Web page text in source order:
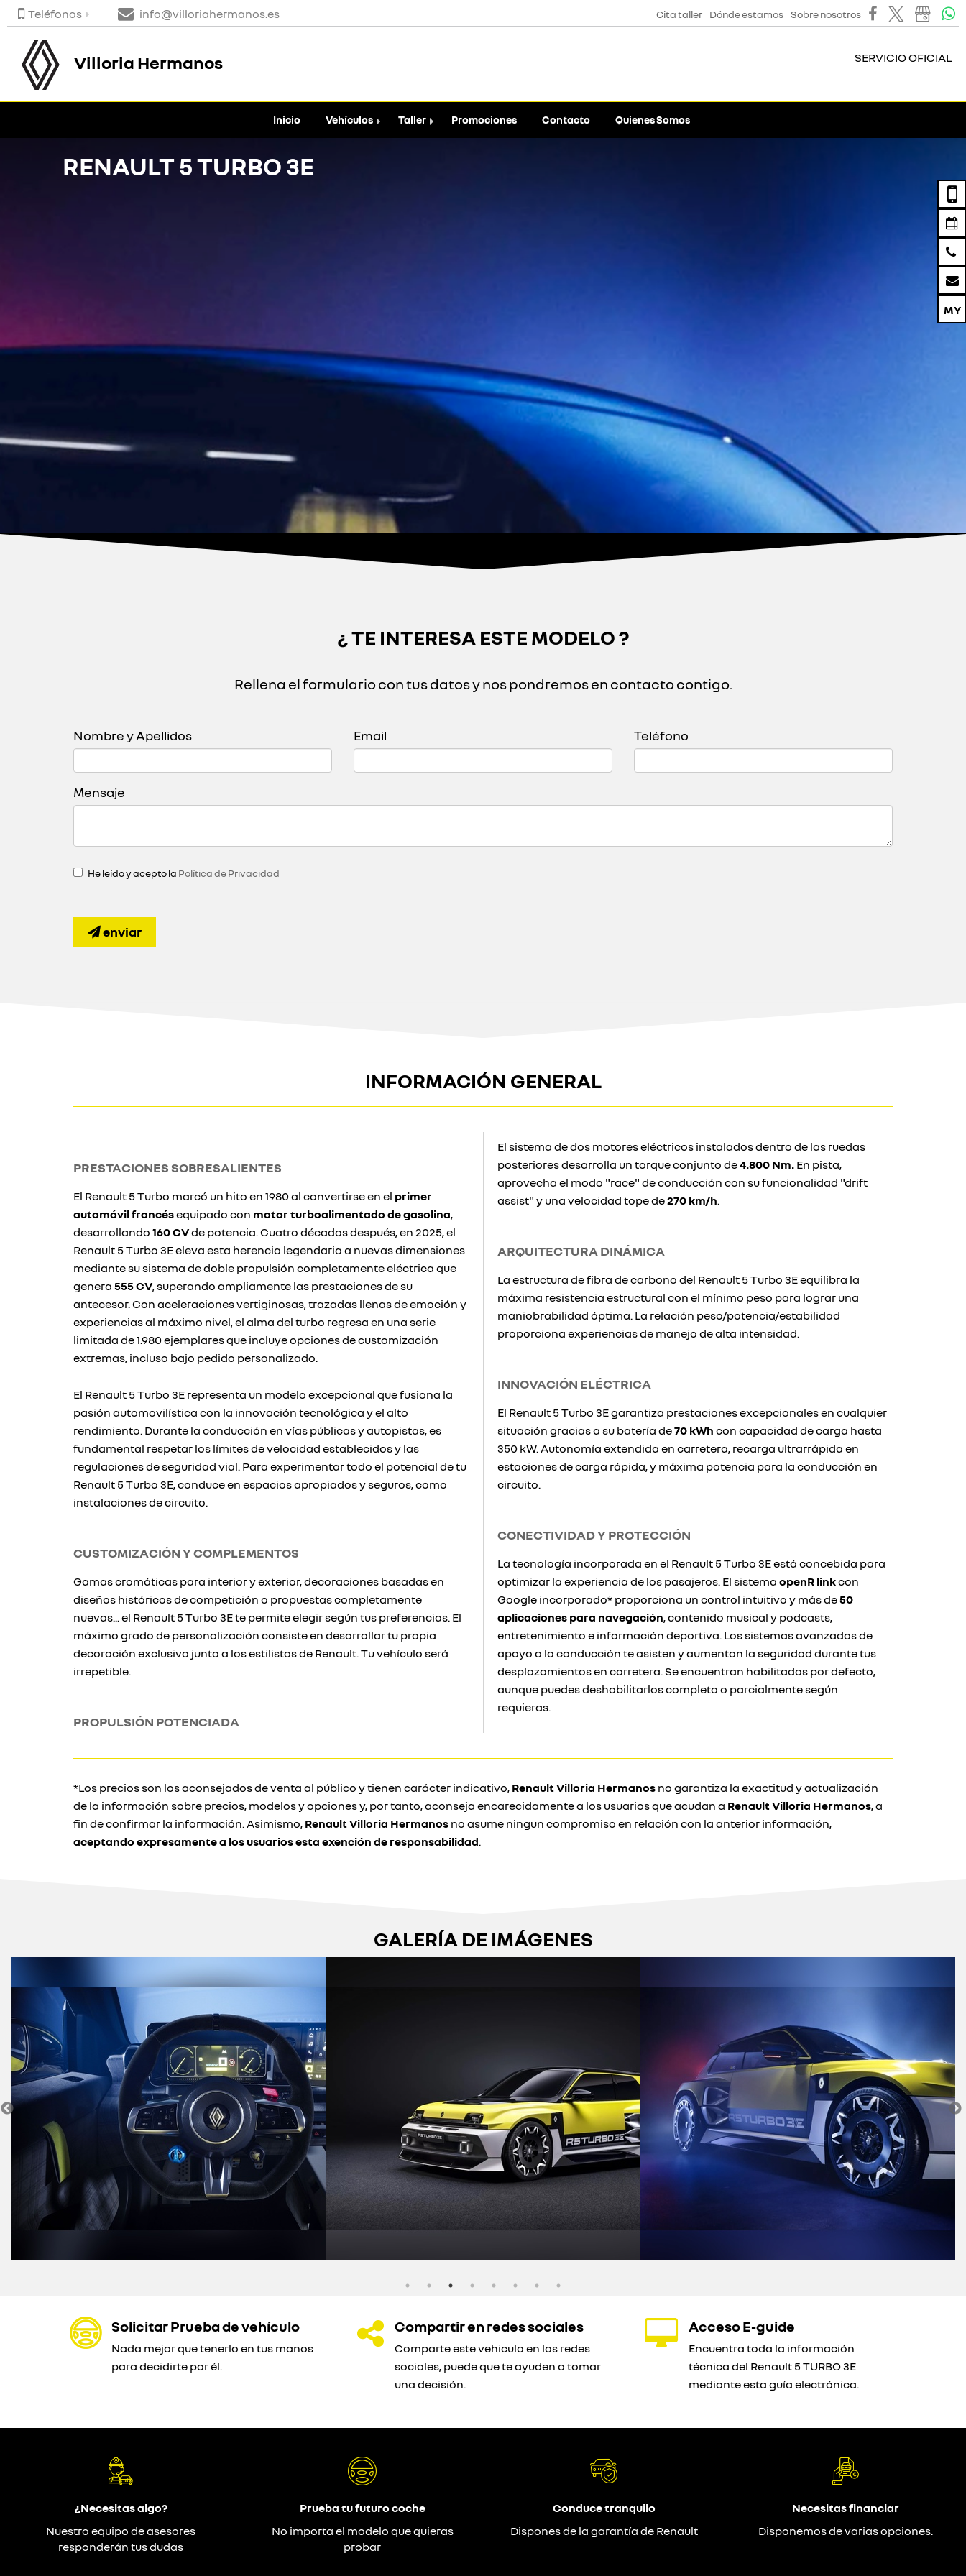
Teléfonos info@villoriahermanos.es Cita taller Dónde estamos Sobre nosotros
Villoria Hermanos SERVICIO OFICIAL
Inicio Vehículos Taller Promociones Contacto Quienes Somos
RENAULT 5 TURBO 3E
¿ TE INTERESA ESTE MODELO ?
Rellena el formulario con tus datos y nos pondremos en contacto contigo.
Nombre y Apellidos Email Teléfono
Mensaje
He leído y acepto la Política de Privacidad
enviar
INFORMACIÓN GENERAL
PRESTACIONES SOBRESALIENTES
El Renault 5 Turbo marcó un hito en 1980 al convertirse en el primer
automóvil francésequipado con motor turboalimentado de gasolina,
desarrollando 160 CVde potencia. Cuatro décadas después, en 2025, el
Renault 5 Turbo 3E eleva esta herencia legendaria a nuevas dimensiones
mediante su sistema de doble propulsión completamente eléctrica que
genera 555 CV, superando ampliamente las prestaciones de su
antecesor. Con aceleraciones vertiginosas, trazadas llenas de emoción y
experiencias al máximo nivel, el alma del turbo regresa en una serie
limitada de 1.980 ejemplares que incluye opciones de customización
extremas, incluso bajo pedido personalizado.
El Renault 5 Turbo 3E representa un modelo excepcional que fusiona la
pasión automovilística con la innovación tecnológica y el alto
rendimiento. Durante la conducción en vías públicas y autopistas, es
fundamental respetar los límites de velocidad establecidos y las
regulaciones de seguridad vial. Para experimentar todo el potencial de tu
Renault 5 Turbo 3E, conduce en espacios apropiados y seguros, como
instalaciones de circuito.
CUSTOMIZACIÓN Y COMPLEMENTOS
Gamas cromáticas para interior y exterior, decoraciones basadas en
diseños históricos de competición o propuestas completamente
nuevas... el Renault 5 Turbo 3E te permite elegir según tus preferencias. El
máximo grado de personalización consiste en desarrollar tu propia
decoración exclusiva junto a los estilistas de Renault. Tu vehículo será
irrepetible.
PROPULSIÓN POTENCIADA
El sistema de dos motores eléctricos instalados dentro de las ruedas
posteriores desarrolla un torque conjunto de4.800 Nm. En pista,
aprovecha el modo "race" de conducción con su funcionalidad "drift
assist" y una velocidad tope de270 km/h.
ARQUITECTURA DINÁMICA
La estructura de fibra de carbono del Renault 5 Turbo 3E equilibra la
máxima resistencia estructural con el mínimo peso para lograr una
maniobrabilidad óptima. La relación peso/potencia/estabilidad
proporciona experiencias de manejo de alta intensidad.
INNOVACIÓN ELÉCTRICA
El Renault 5 Turbo 3E garantiza prestaciones excepcionales en cualquier
situación gracias a su batería de70 kWh con capacidad de carga hasta
350 kW. Autonomía extendida en carretera, recarga ultrarrápida en
estaciones de carga rápida, y máxima potencia para la conducción en
circuito.
CONECTIVIDAD Y PROTECCIÓN
La tecnología incorporada en el Renault 5 Turbo 3E está concebida para
optimizar la experiencia de los pasajeros. El sistema openR linkcon
Google incorporado* proporciona un control intuitivo y más de50
aplicaciones para navegación, contenido musical y podcasts,
entretenimiento e información deportiva. Los sistemas avanzados de
apoyo a la conducción te asisten y aumentan la seguridad durante tus
desplazamientos en carretera. Se encuentran habilitados por defecto,
aunque puedes deshabilitarlos completa o parcialmente según
requieras.
*Los precios son los aconsejados de venta al público y tienen carácter indicativo, Renault Villoria Hermanos no garantiza la exactitud y actualización
de la información sobre precios, modelos y opciones y, por tanto, aconseja encarecidamente a los usuarios que acudan a Renault Villoria Hermanos, a
fin de confirmar la información. Asimismo, Renault Villoria Hermanos no asume ningun compromiso en relación con la anterior información,
aceptando expresamente a los usuarios esta exención de responsabilidad.
GALERÍA DE IMÁGENES
Solicitar Prueba de vehículo
Nada mejor que tenerlo en tus manos
para decidirte por él.
Compartir en redes sociales
Comparte este vehiculo en las redes
sociales, puede que te ayuden a tomar
una decisión.
Acceso E-guide
Encuentra toda la información
técnica del Renault 5 TURBO 3E
mediante esta guía electrónica.
¿Necesitas algo?
Nuestro equipo de asesores
responderán tus dudas
Prueba tu futuro coche
No importa el modelo que quieras
probar
Conduce tranquilo
Dispones de la garantía de Renault
Necesitas financiar
Disponemos de varias opciones.